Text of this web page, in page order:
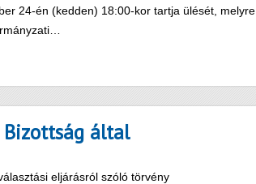
24-én (kedden) 18:00-kor tartja ülését, melyre
Bizottság által
eljárásról szóló törvény